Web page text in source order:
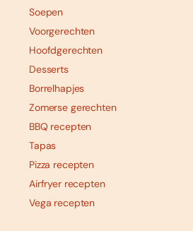
Soepen
Voorgerechten
Hoofdgerechten
Desserts
Borrelhapjes
Zomerse gerechten
BBQ recepten
Tapas
Pizza recepten
Airfryer recepten
Vega recepten